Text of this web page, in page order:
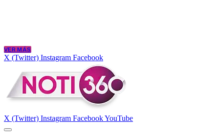
VER MÁS
X (Twitter) Instagram Facebook
X (Twitter) Instagram FacebookYouTube